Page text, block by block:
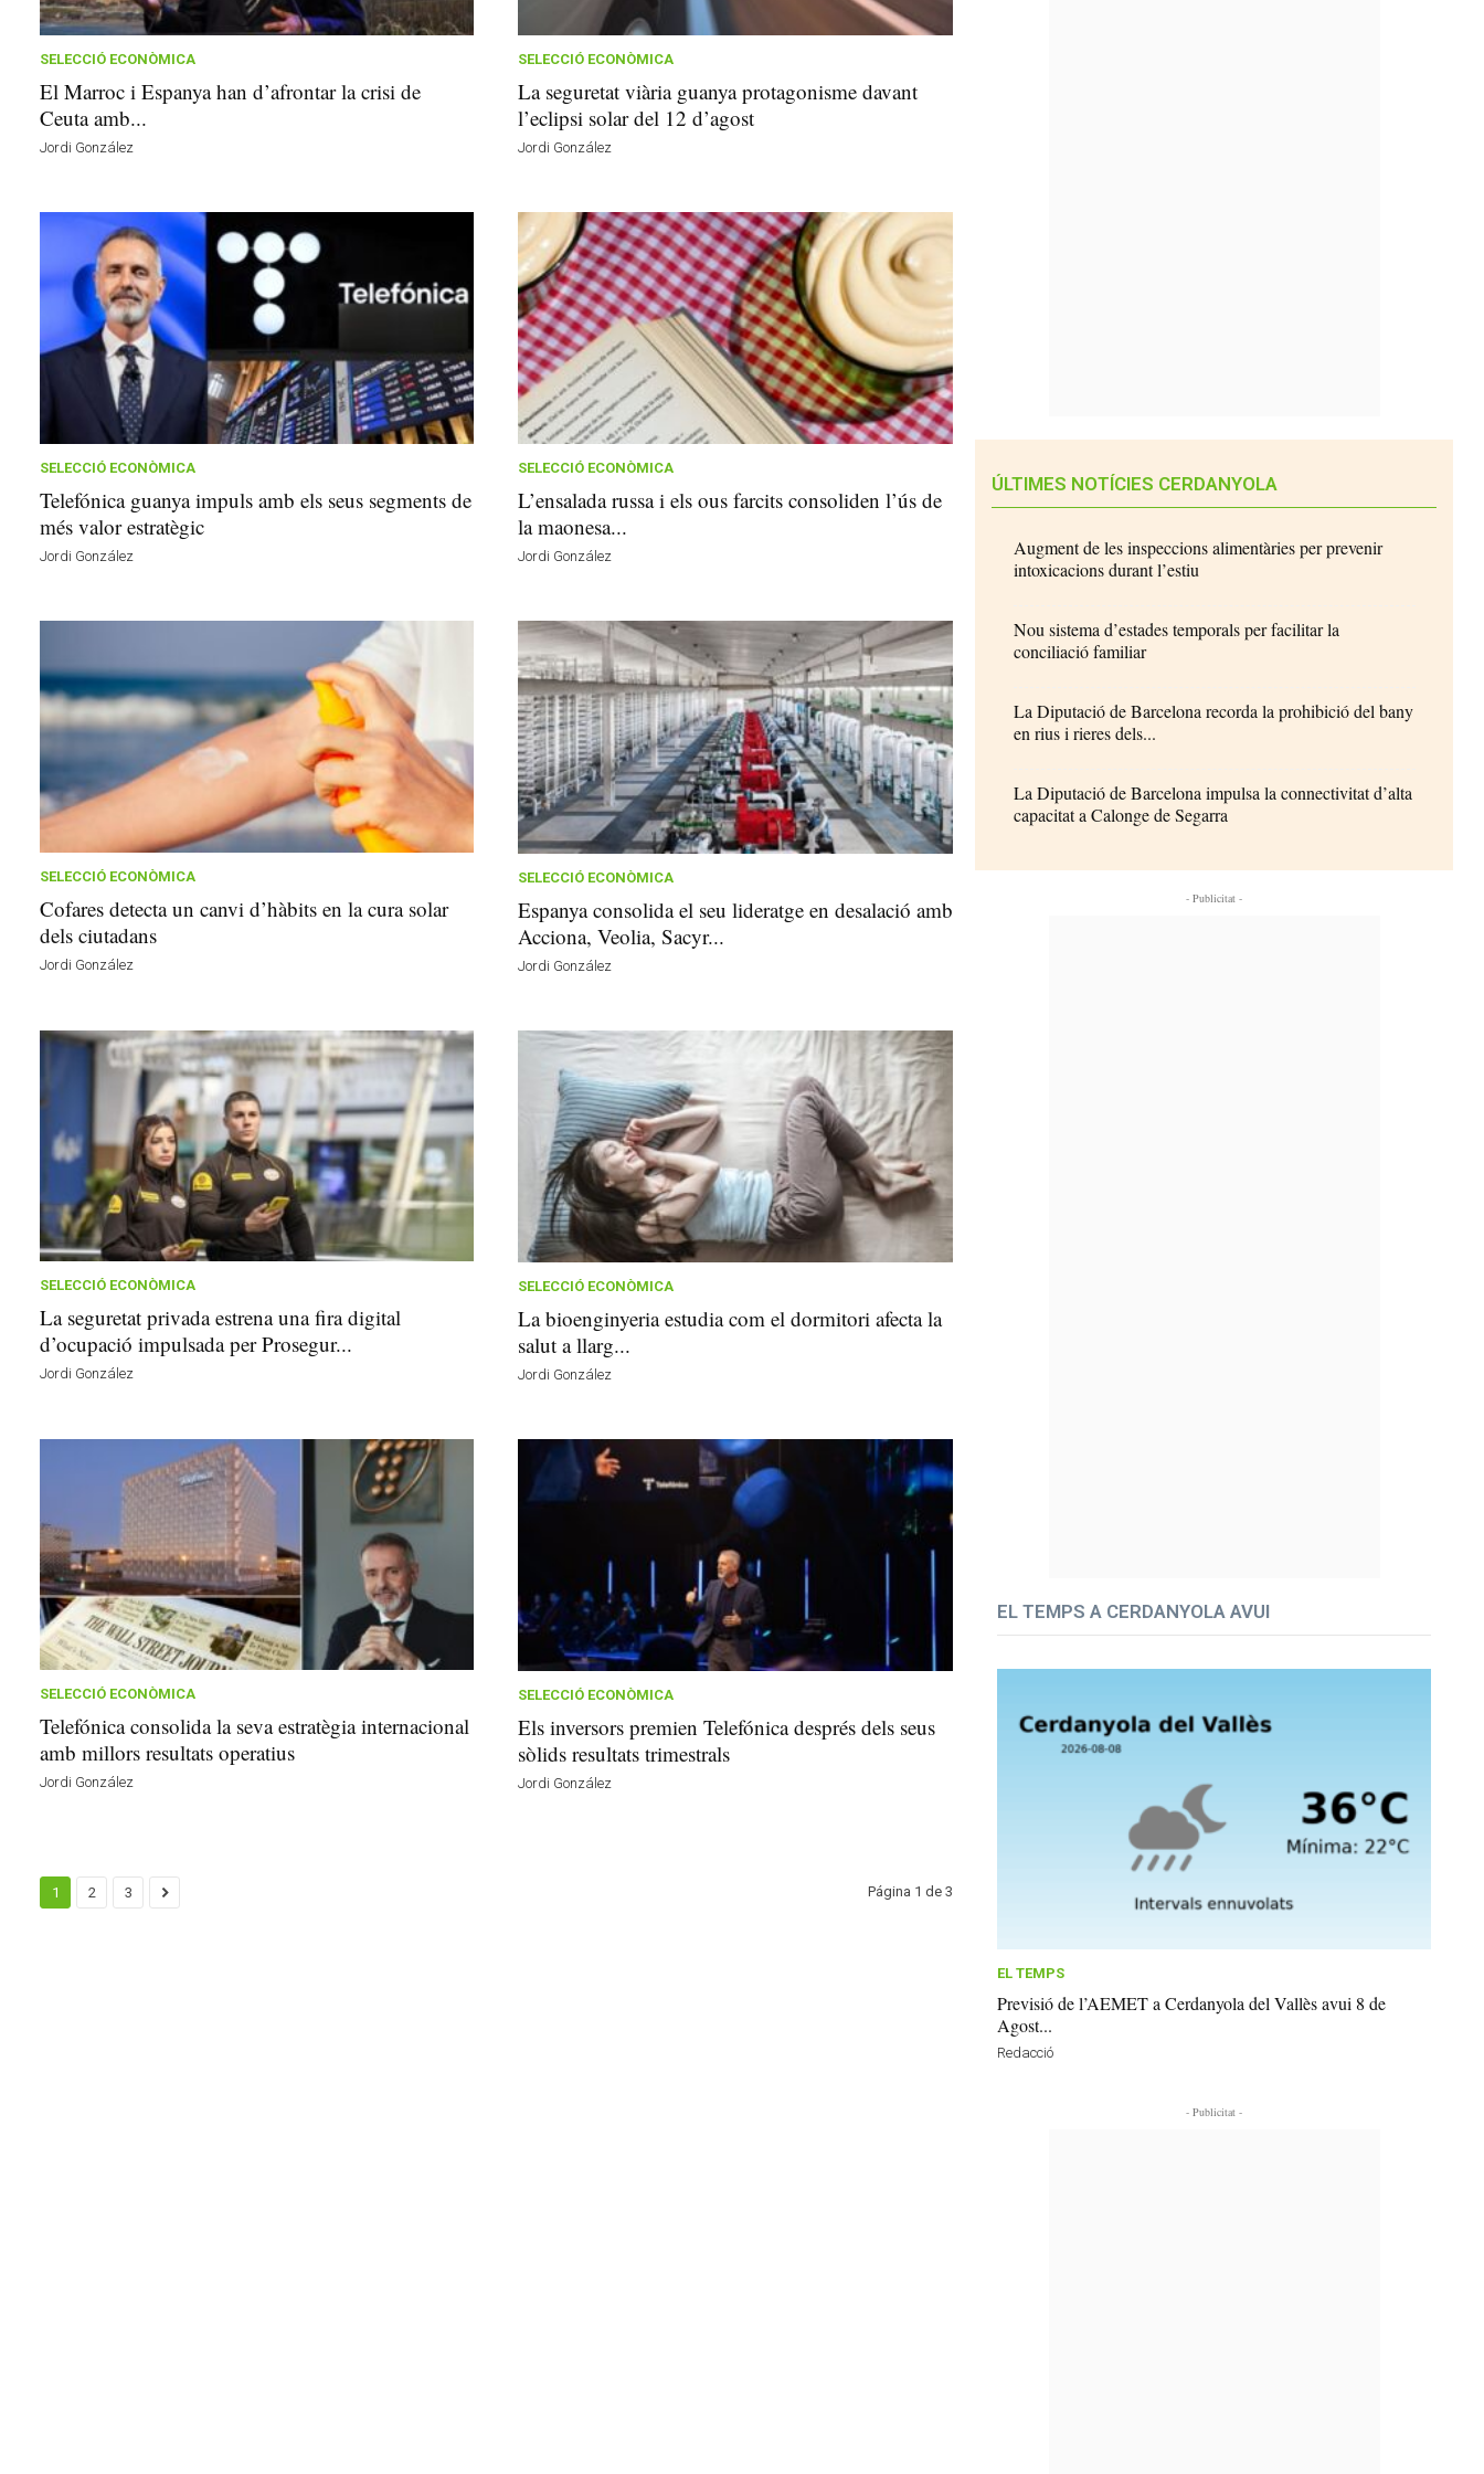
SELECCIÓ ECONÒMICA
El Marroc i Espanya han d’afrontar la crisi de
Ceuta amb...
Jordi González
SELECCIÓ ECONÒMICA
La seguretat viària guanya protagonisme davant
l’eclipsi solar del 12 d’agost
Jordi González
SELECCIÓ ECONÒMICA
Telefónica guanya impuls amb els seus segments de
més valor estratègic
Jordi González
SELECCIÓ ECONÒMICA
L’ensalada russa i els ous farcits consoliden l’ús de
la maonesa...
Jordi González
SELECCIÓ ECONÒMICA
Cofares detecta un canvi d’hàbits en la cura solar
dels ciutadans
Jordi González
SELECCIÓ ECONÒMICA
Espanya consolida el seu lideratge en desalació amb
Acciona, Veolia, Sacyr...
Jordi González
SELECCIÓ ECONÒMICA
La seguretat privada estrena una fira digital
d’ocupació impulsada per Prosegur...
Jordi González
SELECCIÓ ECONÒMICA
La bioenginyeria estudia com el dormitori afecta la
salut a llarg...
Jordi González
SELECCIÓ ECONÒMICA
Telefónica consolida la seva estratègia internacional
amb millors resultats operatius
Jordi González
SELECCIÓ ECONÒMICA
Els inversors premien Telefónica després dels seus
sòlids resultats trimestrals
Jordi González
1 2 3 Página 1 de 3
ÚLTIMES NOTÍCIES CERDANYOLA
Augment de les inspeccions alimentàries per prevenir
intoxicacions durant l’estiu
Nou sistema d’estades temporals per facilitar la
conciliació familiar
La Diputació de Barcelona recorda la prohibició del bany
en rius i rieres dels...
La Diputació de Barcelona impulsa la connectivitat d’alta
capacitat a Calonge de Segarra
- Publicitat -
EL TEMPS A CERDANYOLA AVUI
EL TEMPS
Previsió de l’AEMET a Cerdanyola del Vallès avui 8 de
Agost...
Redacció
- Publicitat -